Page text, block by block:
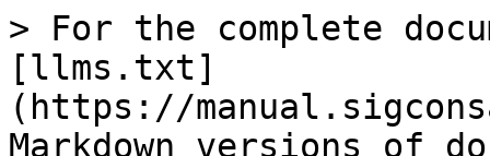
> For the complete
[llms.txt]
(https://
Markdown versions of